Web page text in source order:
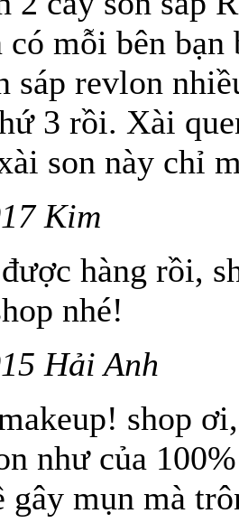
có mỗi bên
sáp revlon
3 rồi. Xài
son này chỉ
Kim
hàng rồi,
nhé!
Hải Anh
shop
như của
gây mụn mà